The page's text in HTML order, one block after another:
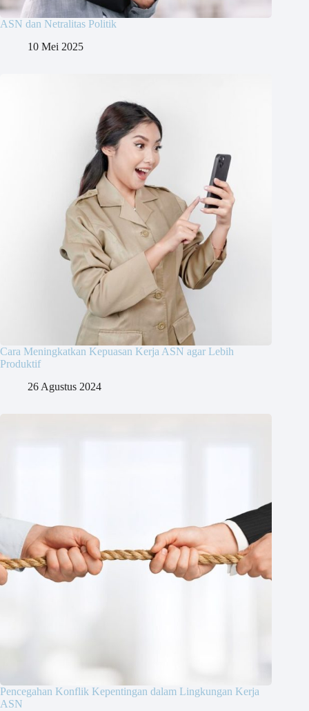
ASN dan Netralitas Politik
10 Mei 2025
Cara Meningkatkan Kepuasan Kerja ASN agar Lebih
Produktif
26 Agustus 2024
Pencegahan Konflik Kepentingan dalam Lingkungan Kerja
ASN